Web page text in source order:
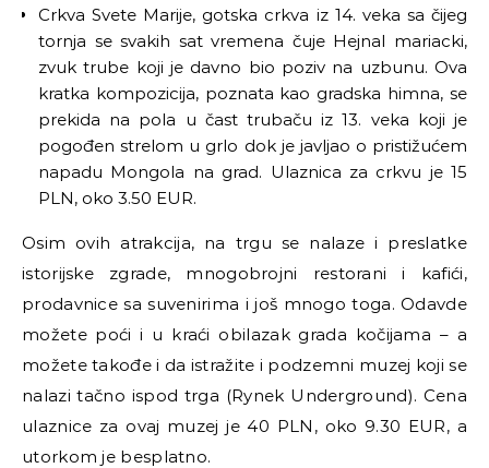
Crkva Svete Marije, gotska crkva iz 14. veka sa čijeg
tornja se svakih sat vremena čuje Hejnal mariacki,
zvuk trube koji je davno bio poziv na uzbunu. Ova
kratka kompozicija, poznata kao gradska himna, se
prekida na pola u čast trubaču iz 13. veka koji je
pogođen strelom u grlo dok je javljao o pristižućem
napadu Mongola na grad. Ulaznica za crkvu je 15
PLN, oko 3.50 EUR.
Osim ovih atrakcija, na trgu se nalaze i preslatke
istorijske zgrade, mnogobrojni restorani i kafići,
prodavnice sa suvenirima i još mnogo toga. Odavde
možete poći i u kraći obilazak grada kočijama – a
možete takođe i da istražite i podzemni muzej koji se
nalazi tačno ispod trga (Rynek Underground). Cena
ulaznice za ovaj muzej je 40 PLN, oko 9.30 EUR, a
utorkom je besplatno.